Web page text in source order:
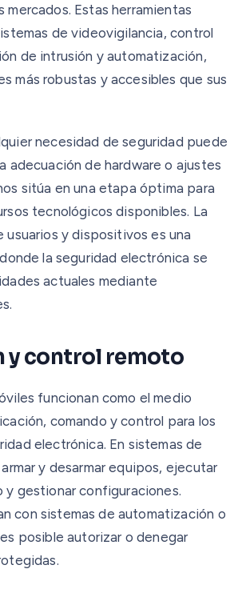
mercados. Estas herramientas
de videovigilancia, control
de intrusión y automatización,
más robustas y accesibles que sus
necesidad de seguridad puede
adecuación de hardware o ajustes
sitúa en una etapa óptima para
tecnológicos disponibles. La
usuarios y dispositivos es una
la seguridad electrónica se
actuales mediante
y control remoto
funcionan como el medio
comando y control para los
electrónica. En sistemas de
y desarmar equipos, ejecutar
y gestionar configuraciones.
con sistemas de automatización o
posible autorizar o denegar